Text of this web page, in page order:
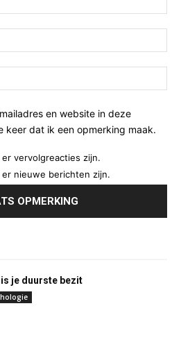
en website in deze
keer dat ik een opmerking maak.
vervolgreacties zijn.
nieuwe berichten zijn.
je duurste bezit